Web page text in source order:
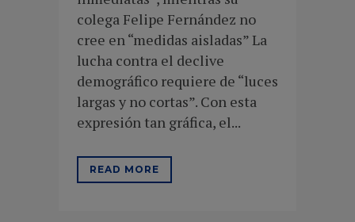
colega Felipe Fernández no
cree en “medidas aisladas” La
lucha contra el declive
demográfico requiere de “luces
largas y no cortas”. Con esta
expresión tan gráfica, el...
READ MORE